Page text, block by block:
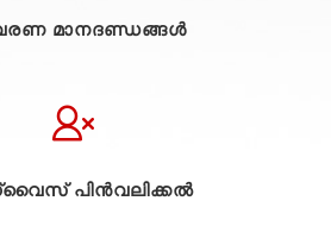
മാനദണ്ഡങ്ങൾ
പിൻവലിക്കൽ